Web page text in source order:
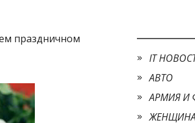
праздничном
IT
АВТО
АРМИЯ И